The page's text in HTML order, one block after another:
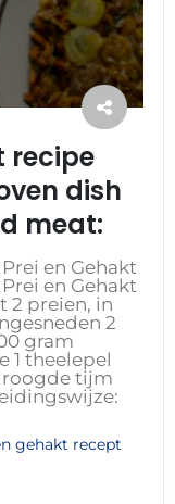
recipe
dish
meat:
en Gehakt
en Gehakt
2 preien, in
2
gram
1 theelepel
tijm
gehakt recept